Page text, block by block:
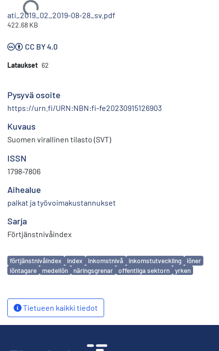
Ladataan...
ati_2019_02_2019-08-28_sv.pdf
422.68 KB
CC BY 4.0
Lataukset 62
Pysyvä osoite
https://urn.fi/URN:NBN:fi-fe20230915126903
Kuvaus
Suomen virallinen tilasto (SVT)
ISSN
1798-7806
Aihealue
palkat ja työvoimakustannukset
Sarja
Förtjänstnivåindex
Avainsanat
förtjänstnivåindex index inkomstnivå inkomstutveckling
löner
löntagare
medellön näringsgrenar offentliga sektorn yrken
Tietueen kaikki tiedot